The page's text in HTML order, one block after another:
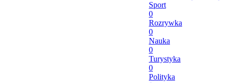
Sport
0
Rozrywka
0
Nauka
0
Turystyka
0
Polityka